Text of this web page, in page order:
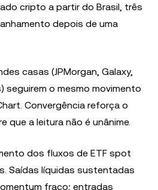
cripto a partir do Brasil, três
depois de uma
casas (JPMorgan, Galaxy,
seguirem o mesmo movimento
Convergência reforça o
que a leitura não é unânime.
dos fluxos de ETF spot
Saídas líquidas sustentadas
fraco; entradas